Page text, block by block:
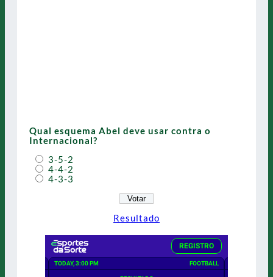
Qual esquema Abel deve usar contra o
Internacional?
3-5-2
4-4-2
4-3-3
Resultado